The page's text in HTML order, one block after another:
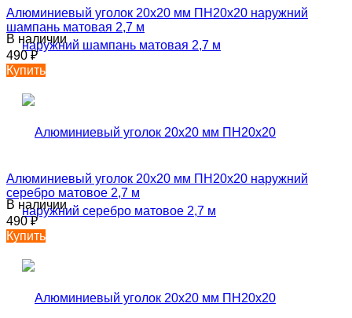
Алюминиевый уголок 20х20 мм ПН20х20 наружний
шампань матовая 2,7 м
В наличии
490₽
Купить
Алюминиевый уголок 20х20 мм ПН20х20 наружний
серебро матовое 2,7 м
В наличии
490₽
Купить